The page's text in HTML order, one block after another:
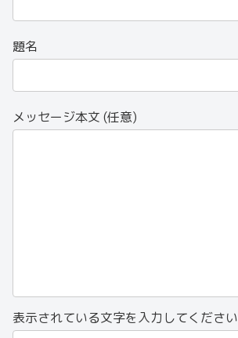
題名
メッセージ本文 (任意)
表示されている文字を入力してください